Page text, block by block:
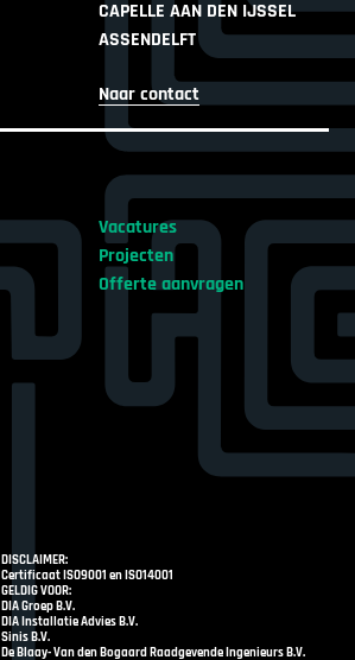
CAPELLE AAN DEN IJSSEL
ASSENDELFT
Naar contact
Vacatures
Projecten
Offerte aanvragen
DISCLAIMER:
Certificaat ISO9001 en ISO14001
GELDIG VOOR:
DIA Groep B.V.
DIA Installatie Advies B.V.
Sinis B.V.
De Blaay- Van den Bogaard Raadgevende Ingenieurs B.V.